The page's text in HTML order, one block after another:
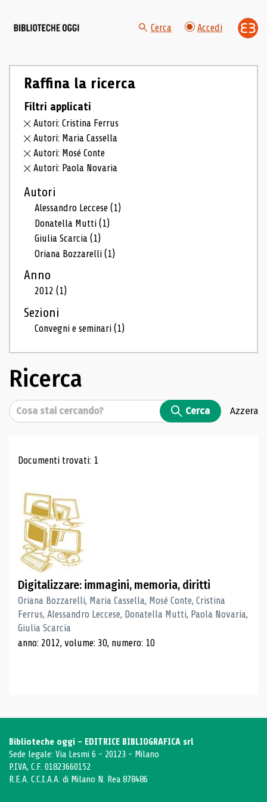
Cerca Accedi
Raffina la ricerca
Filtri applicati
Autori: Cristina Ferrus
Autori: Maria Cassella
Autori: Mosé Conte
Autori: Paola Novaria
Autori
Alessandro Leccese(1)
Donatella Mutti(1)
Giulia Scarcia(1)
Oriana Bozzarelli(1)
Anno
2012(1)
Sezioni
Convegni e seminari(1)
Ricerca
Cerca Cerca Azzera
Risultati di ricerca
Documenti trovati: 1
Digitalizzare: immagini, memoria, diritti
Oriana Bozzarelli, Maria Cassella, Mosé Conte, Cristina
Ferrus, Alessandro Leccese, Donatella Mutti, Paola Novaria,
Giulia Scarcia
anno: 2012, volume: 30, numero: 10
Biblioteche oggi - EDITRICE BIBLIOGRAFICA srl
Sede legale: Via Lesmi 6 - 20123 - Milano
P.IVA, C.F. 01823660152
R.E.A. C.C.I.A.A. di Milano N. Rea 878486